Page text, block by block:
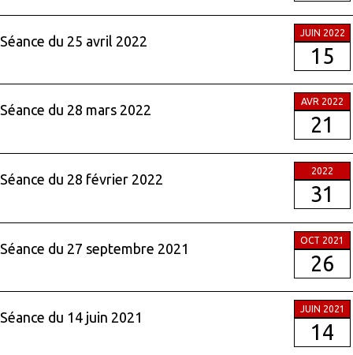
Séance du 25 avril 2022
JUIN 2022
15
Séance du 28 mars 2022
AVR 2022
21
Séance du 28 février 2022
2022
31
Séance du 27 septembre 2021
OCT 2021
26
Séance du 14 juin 2021
JUIN 2021
14